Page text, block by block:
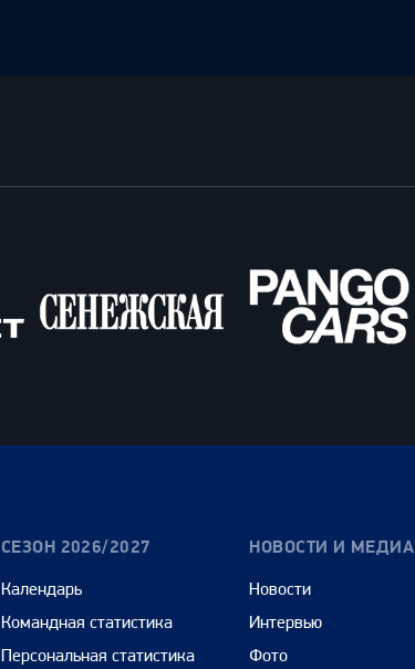
СЕЗОН 2026/2027
Календарь
Командная статистика
Персональная статистика
НОВОСТИ И МЕДИА
Новости
Интервью
Фото